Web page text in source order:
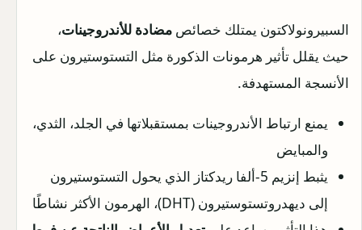
السبيرونولاكتون يمتلك خصائص مضادة للأندروجينات،
حيث يقلل تأثير هرمونات الذكورة مثل التستوستيرون على
الأنسجة المستهدفة.
يمنع ارتباط الأندروجينات بمستقبلاتها في الجلد، الثدي،
والمبايض
يثبط إنزيم 5-ألفا ريدكتاز الذي يحول التستوستيرون
إلى ديهدروتستوستيرون (DHT)، الهرمون الأكثر نشاطًا